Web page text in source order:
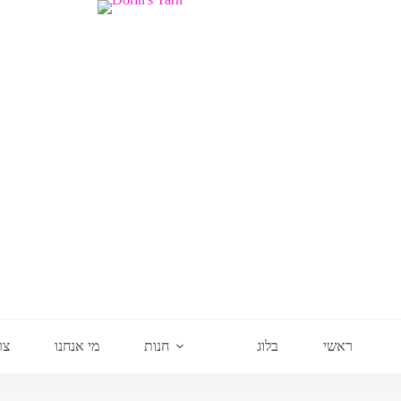
מי אנחנו חנות בלוג ראשי